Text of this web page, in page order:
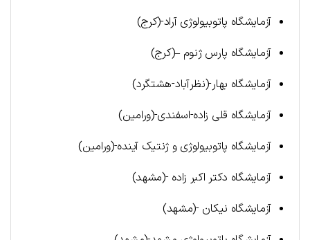
آزمایشگاه پاتوبیولوژی آراد-(کرج)
آزمایشگاه پارس ژنوم –(کرج)
آزمایشگاه بهار-(نظرآباد-هشتگرد)
آزمایشگاه قلی زاده-اسفندی-(ورامین)
آزمایشگاه پاتوبیولوژی و ژنتیک آینده-(ورامین)
آزمایشگاه دکتر اکبر زاده -(مشهد)
آزمایشگاه نیکان -(مشهد)